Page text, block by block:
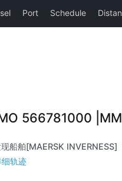
566781000
船舶[MAERSK
细轨迹